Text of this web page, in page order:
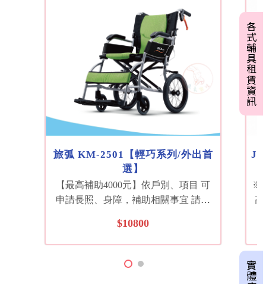
各式輔具租賃資訊
旅弧 KM-2501【輕巧系列/外出首
選】
【最高補助4000元】依戶別、項目 可
申請長照、身障，補助相關事宜 請來
@tjr9530i 機構如需採購，可聊聊洽詢
歡迎來電洽詢門市人員
$10800
※
高